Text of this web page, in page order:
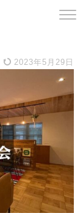
2023年5月29日